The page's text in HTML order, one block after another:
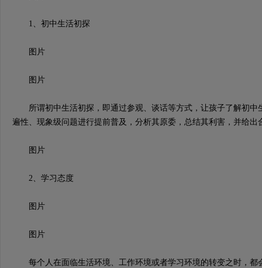
1、初中生活初探
图片
图片
所谓初中生活初探，即通过参观、谈话等方式，让孩子了解初中
遍性、现象级问题进行提前普及，分析其原委，总结其利害，并给出
图片
2、学习态度
图片
图片
每个人在面临生活环境、工作环境或者学习环境的转变之时，都